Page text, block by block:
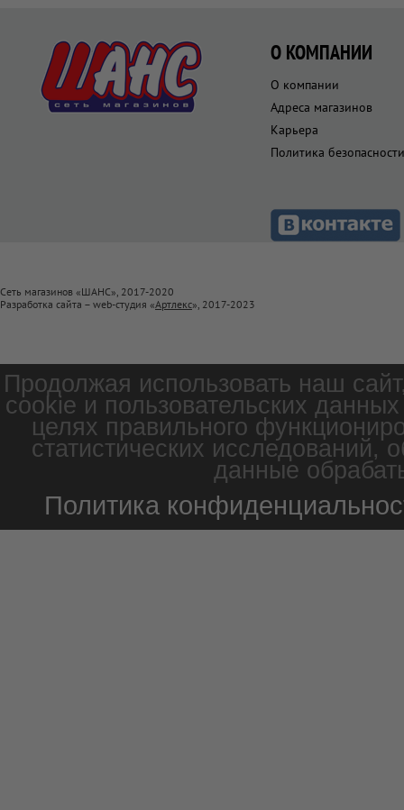
О КОМПАНИИ
О компании
Адреса магазинов
Карьера
Политика безопасности
Сеть магазинов «ШАНС», 2017-2020
Разработка сайта – web-студия «Артлекс», 2017-2023
Продолжая использовать наш
cookie и пользовательских
целях правильного
статистических
данные
Политика